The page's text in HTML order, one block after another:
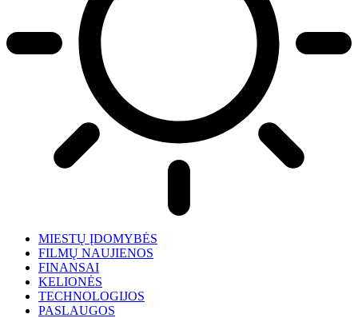
MIESTŲ ĮDOMYBĖS
FILMŲ NAUJIENOS
FINANSAI
KELIONĖS
TECHNOLOGIJOS
PASLAUGOS